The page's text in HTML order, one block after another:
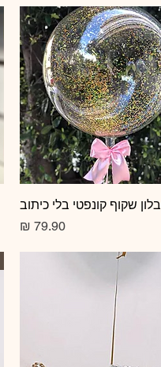
תצוגה מהירה
בלון שקוף קונפטי בלי כיתוב
מחיר‏79.90 ‏₪